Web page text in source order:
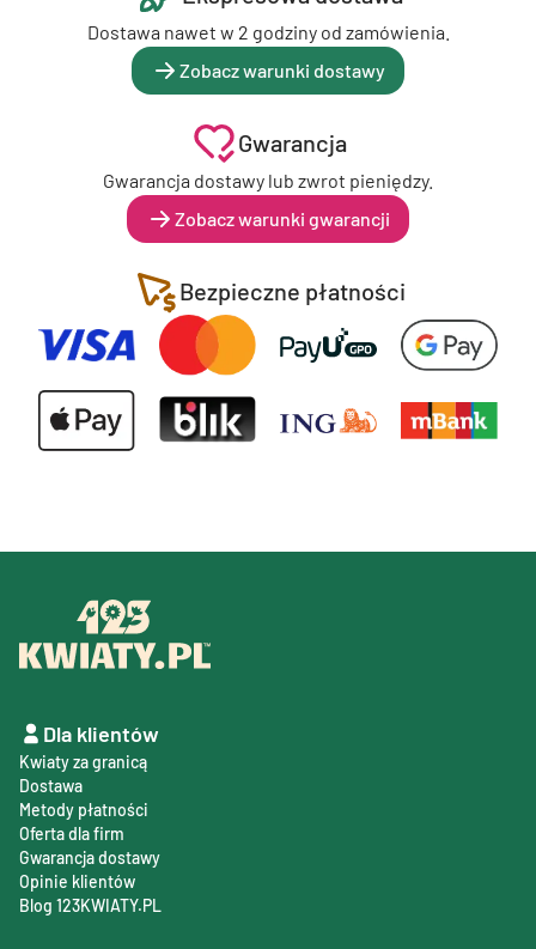
Dostawa nawet w 2 godziny od zamówienia.
Zobacz warunki dostawy
Gwarancja
Gwarancja dostawy lub zwrot pieniędzy.
Zobacz warunki gwarancji
Bezpieczne płatności
Dla klientów
Kwiaty za granicą
Dostawa
Metody płatności
Oferta dla firm
Gwarancja dostawy
Opinie klientów
Blog 123KWIATY.PL